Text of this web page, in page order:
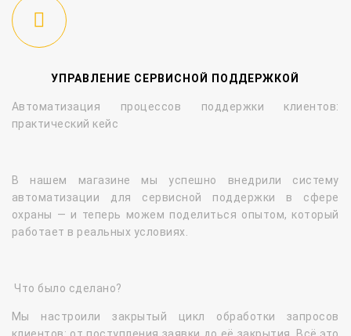
УПРАВЛЕНИЕ СЕРВИСНОЙ ПОДДЕРЖКОЙ
Автоматизация процессов поддержки клиентов:
практический кейс
В нашем магазине мы успешно внедрили систему
автоматизации для сервисной поддержки в сфере
охраны — и теперь можем поделиться опытом, который
работает в реальных условиях.
Что было сделано?
Мы настроили закрытый цикл обработки запросов
клиентов: от поступления заявки до её закрытия. Всё это